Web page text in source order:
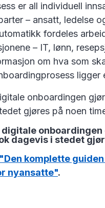
er all individuell
– ansatt, ledelse
fordeles
– IT, lønn,
om hva som
ligger
onboardingen
gjøres på noen
digitale
dagevis i stedet
"Den komplette
nyansatte".